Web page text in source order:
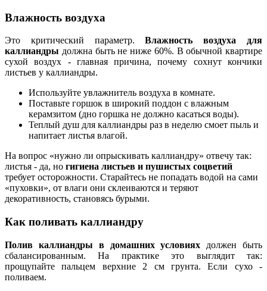
Влажность воздуха
Это критический параметр.Влажность воздуха для
каллиандры должна быть не ниже 60%. В обычной квартире
сухой воздух - главная причина, почему сохнут кончики
листьев у каллиандры.
Используйте увлажнитель воздуха в комнате.
Поставьте горшок в широкий поддон с влажным
керамзитом (дно горшка не должно касаться воды).
Теплый душ для каллиандры раз в неделю смоет пыль и
напитает листья влагой.
На вопрос «нужно ли опрыскивать каллиандру» отвечу так:
листья - да, но гигиена листьев и пушистых соцветий
требует осторожности. Старайтесь не попадать водой на сами
«пуховки», от влаги они склеиваются и теряют
декоративность, становясь бурыми.
Как поливать каллиандру
Полив каллиандры в домашних условиях должен быть
сбалансированным. На практике это выглядит так:
прощупайте пальцем верхние 2 см грунта. Если сухо -
поливаем.